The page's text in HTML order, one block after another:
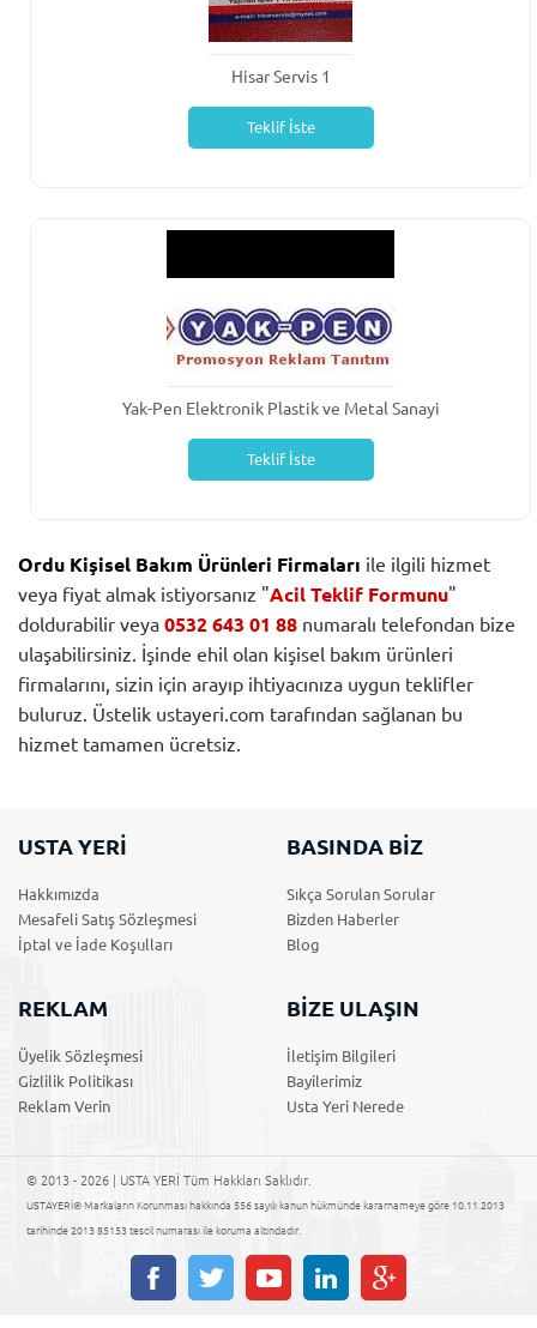
Hisar Servis 1
Teklif İste
Yak-Pen Elektronik Plastik ve Metal Sanayi
Teklif İste
Ordu Kişisel Bakım Ürünleri Firmaları ile ilgili hizmet
veya fiyat almak istiyorsanız "Acil Teklif Formunu"
doldurabilir veya 0532 643 01 88 numaralı telefondan bize
ulaşabilirsiniz. İşinde ehil olan kişisel bakım ürünleri
firmalarını, sizin için arayıp ihtiyacınıza uygun teklifler
buluruz. Üstelik ustayeri.com tarafından sağlanan bu
hizmet tamamen ücretsiz.
USTA YERİ
Hakkımızda
Mesafeli Satış Sözleşmesi
İptal ve İade Koşulları
BASINDA BİZ
Sıkça Sorulan Sorular
Bizden Haberler
Blog
REKLAM
Üyelik Sözleşmesi
Gizlilik Politikası
Reklam Verin
BİZE ULAŞIN
İletişim Bilgileri
Bayilerimiz
Usta Yeri Nerede
© 2013 - 2026 | USTA YERİ Tüm Hakkları Saklıdır.
USTAYERİ® Markaların Korunması hakkında 556 sayılı kanun hükmünde kararnameye göre 10.11.2013
tarihinde 2013 85153 tescil numarası ile koruma altındadır.